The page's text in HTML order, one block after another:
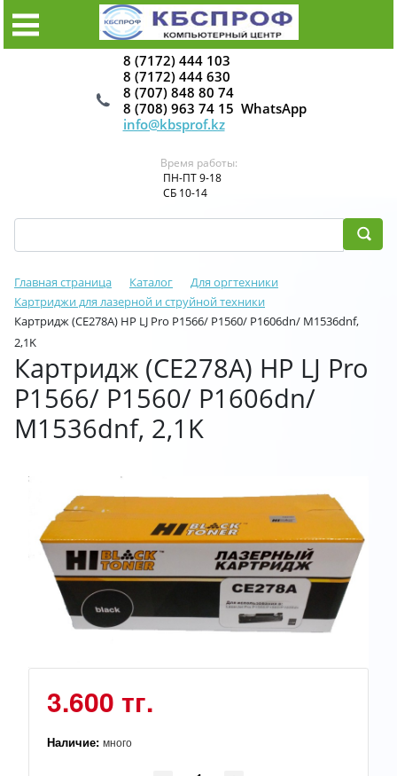
8 (7172) 444 103
8 (7172) 444 630
8 (707) 848 80 74
8 (708) 963 74 15 WhatsApp
info@kbsprof.kz
Время работы:
ПН-ПТ 9-18
СБ 10-14
Главная страница Каталог
Для оргтехники
Картриджи для лазерной и струйной техники
Картридж (CE278A) HP LJ Pro P1566/ P1560/ P1606dn/ M1536dnf,
2,1K
Картридж (CE278A) HP LJ Pro
P1566/ P1560/ P1606dn/
M1536dnf, 2,1K
3.600 тг.
Наличие: много